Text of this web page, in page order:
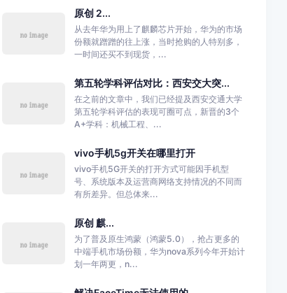
原创 2...
从去年华为用上了麒麟芯片开始，华为的市场
份额就蹭蹭的往上涨，当时抢购的人特别多，
一时间还买不到现货，...
第五轮学科评估对比：西安交大突...
在之前的文章中，我们已经提及西安交通大学
第五轮学科评估的表现可圈可点，新晋的3个
A+学科：机械工程、...
vivo手机5g开关在哪里打开
vivo手机5G开关的打开方式可能因手机型
号、系统版本及运营商网络支持情况的不同而
有所差异。但总体来...
原创 麒...
为了普及原生鸿蒙（鸿蒙5.0），抢占更多的
中端手机市场份额，华为nova系列今年开始计
划一年两更，n...